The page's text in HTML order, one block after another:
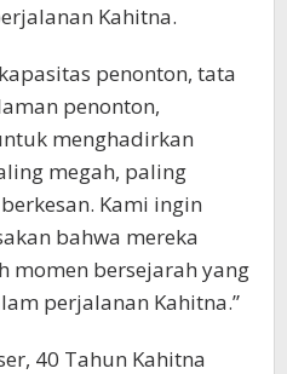
Kahitna.
penonton, tata
penonton,
menghadirkan
megah, paling
Kami ingin
bahwa mereka
momen bersejarah yang
perjalanan Kahitna.”
40 Tahun Kahitna